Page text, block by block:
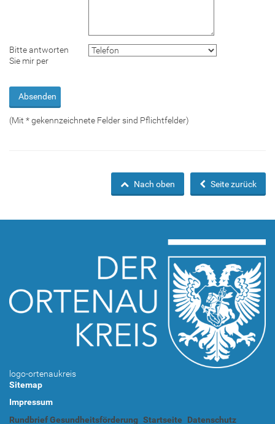
Bitte antworten
Sie mir per
(Mit *gekennzeichnete Felder sind Pflichtfelder)
Seite zurück
Nach oben
logo-ortenaukreis
Sitemap
Impressum
Rundbrief Gesundheitsförderung Startseite Datenschutz